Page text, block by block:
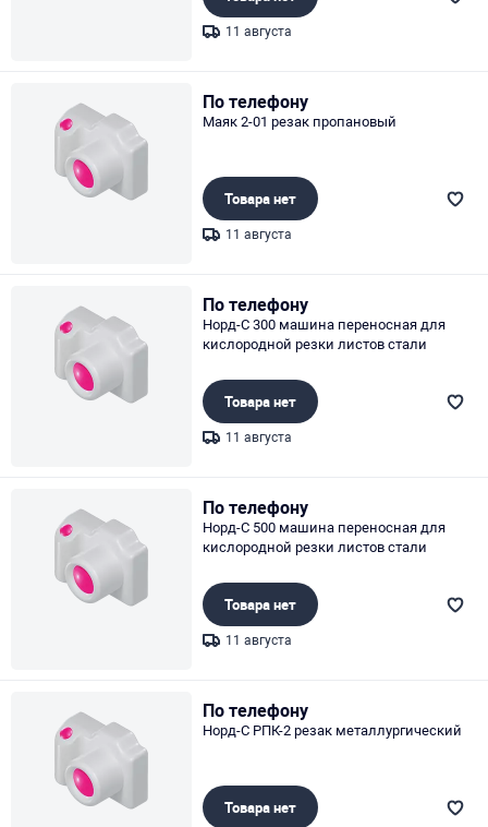
11 августа
По телефону
Маяк 2-01 резак пропановый
Товара нет
11 августа
По телефону
Норд-С 300 машина переносная для
кислородной резки листов стали
Товара нет
11 августа
По телефону
Норд-С 500 машина переносная для
кислородной резки листов стали
Товара нет
11 августа
По телефону
Норд-С РПК-2 резак металлургический
Товара нет